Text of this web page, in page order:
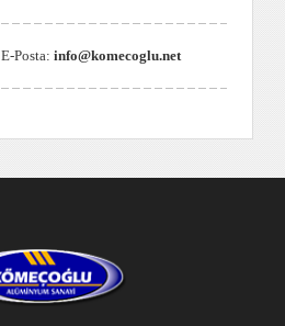
E-Posta: info@komecoglu.net